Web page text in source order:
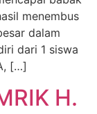
menembus
dalam
dari 1 siswa
[…]
H.